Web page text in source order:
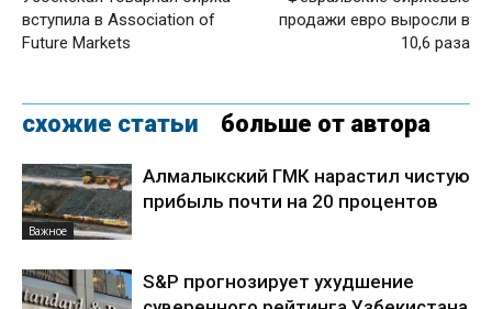
вступила в Association of
Future Markets
продажи евро выросли в
10,6 раза
схожие статьи больше от автора
Важное
Алмалыкский ГМК нарастил чистую
прибыль почти на 20 процентов
S&P прогнозирует ухудшение